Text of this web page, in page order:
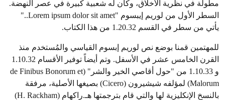
مطولة في نظرية الأخلاق، وكان له شعبية كبيرة في عصر النهضة.
السطر الأول من لوريم إيبسوم "Lorem ipsum dolor sit amet.."
يأتي من سطر في القسم 1.20.32 من هذا الكتاب.
للمهتمين قمنا بوضع نص لوريم إبسوم القياسي والمُستخدم منذ
القرن الخامس عشر في الأسفل. وتم أيضاً توفير الأقسام 1.10.32
و 1.10.33 من "حول أقاصي الخير والشر" (de Finibus Bonorum et
Malorum) لمؤلفه شيشيرون (Cicero) بصيغها الأصلية، مرفقة
بالنسخ الإنكليزية لها والتي قام بترجمتها هـ.راكهام (H. Rackham)